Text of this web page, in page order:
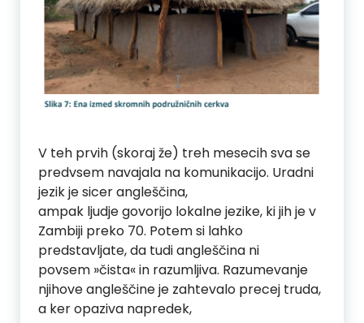
V teh prvih (skoraj že) treh mesecih sva se
predvsem navajala na komunikacijo. Uradni
jezik je sicer angleščina,
ampak ljudje govorijo lokalne jezike, ki jih je v
Zambiji preko 70. Potem si lahko
predstavljate, da tudi angleščina ni
povsem »čista« in razumljiva. Razumevanje
njihove angleščine je zahtevalo precej truda,
a ker opaziva napredek,